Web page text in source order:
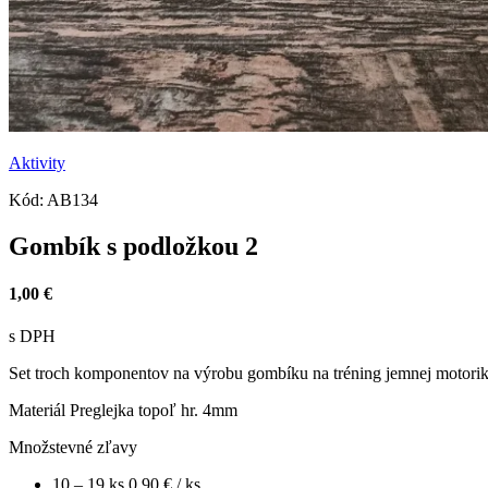
Aktivity
Kód: AB134
Gombík s podložkou 2
1,00 €
s DPH
Set troch komponentov na výrobu gombíku na tréning jemnej
Materiál Preglejka topoľ hr. 4mm
Množstevné zľavy